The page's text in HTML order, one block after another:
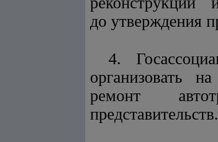
до утверждения
4.
организовать
ремонт
представительств.